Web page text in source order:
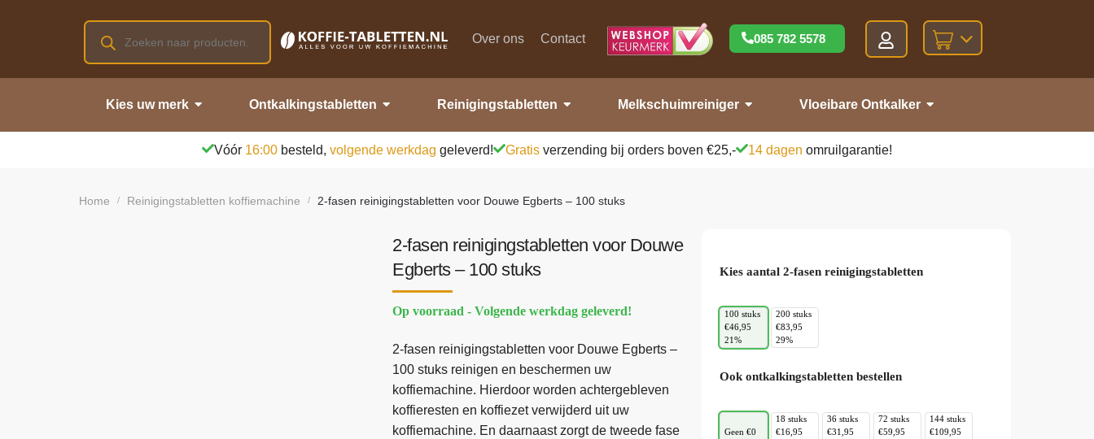
Over ons Contact 085 782 5578
Kies uw merk Ontkalkingstabletten Reinigingstabletten Melkschuimreiniger Vloeibare Ontkalker
Vóór 16:00 besteld, volgende werkdag geleverd! Gratis verzending bij orders boven €25,- 14 dagen omruilgarantie!
Home / Reinigingstabletten koffiemachine / 2-fasen reinigingstabletten voor Douwe Egberts – 100 stuks
2-fasen reinigingstabletten voor Douwe
Egberts – 100 stuks
Op voorraad - Volgende werkdag geleverd!
2-fasen reinigingstabletten voor Douwe Egberts –
100 stuks reinigen en beschermen uw
koffiemachine. Hierdoor worden achtergebleven
koffieresten en koffiezet verwijderd uit uw
koffiemachine. En daarnaast zorgt de tweede fase
Kies aantal 2-fasen reinigingstabletten
100 stuks
€46,95
21%
200 stuks
€83,95
29%
Ook ontkalkingstabletten bestellen
Geen €0
18 stuks
€16,95
36 stuks
€31,95
72 stuks
€59,95
144 stuks
€109,95